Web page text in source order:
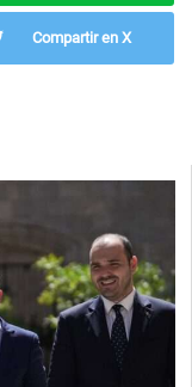
Compartir en X